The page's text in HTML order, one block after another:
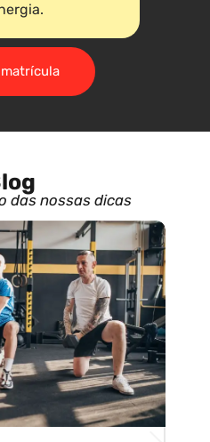
das nossas dicas